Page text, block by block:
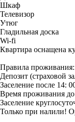
Шкаф
Телевизор
Утюг
Гладильная доска
Wi-fi
Квартира оснащена
Правила проживания:
Депозит (страховой
Заселение после 14:
Время проживания
Заселение
Только при налили!